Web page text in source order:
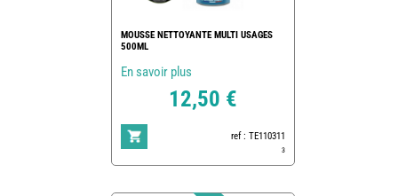
MOUSSE NETTOYANTE MULTI USAGES
500ML
En savoir plus
12,50 €
ref : TE110311
3